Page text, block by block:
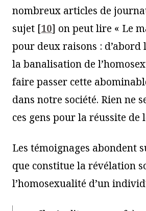
nombreux articles de
sujet [10] on peut lire « Le
pour deux raisons : d’abord
la banalisation de
faire passer cette
dans notre société. Rien ne
ces gens pour la réussite
Les témoignages abondent
que constitue la révélation
l’homosexualité d’un